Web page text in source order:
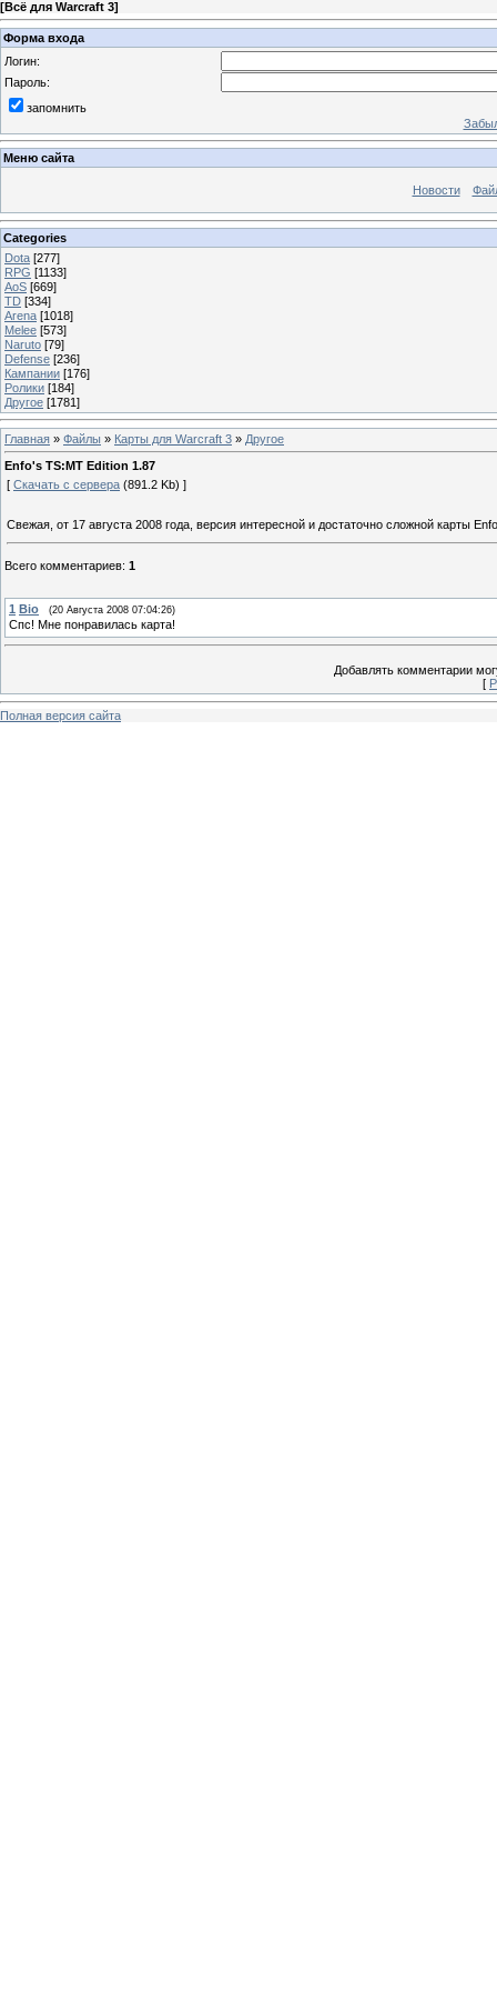
[Всё для Warcraft 3]
Форма входа
Логин:
Пароль:
запомнить
Меню сайта
Новости
Categories
Dota [277]
RPG [1133]
AoS [669]
TD [334]
Arena [1018]
Melee [573]
Naruto [79]
Defense [236]
Кампании [176]
Ролики [184]
Другое [1781]
Главная » Файлы » Карты для Warcraft 3 » Другое
Enfo's TS:MT Edition 1.87
[ Скачать с сервера (891.2 Kb) ]
Свежая, от 17 августа 2008 года, версия интересной и достаточно сложной карты
Всего комментариев: 1
1 Bio (20 Августа 2008 07:04:26)
Спс! Мне понравилась карта!
Добавлять комментарии
[
Полная версия сайта